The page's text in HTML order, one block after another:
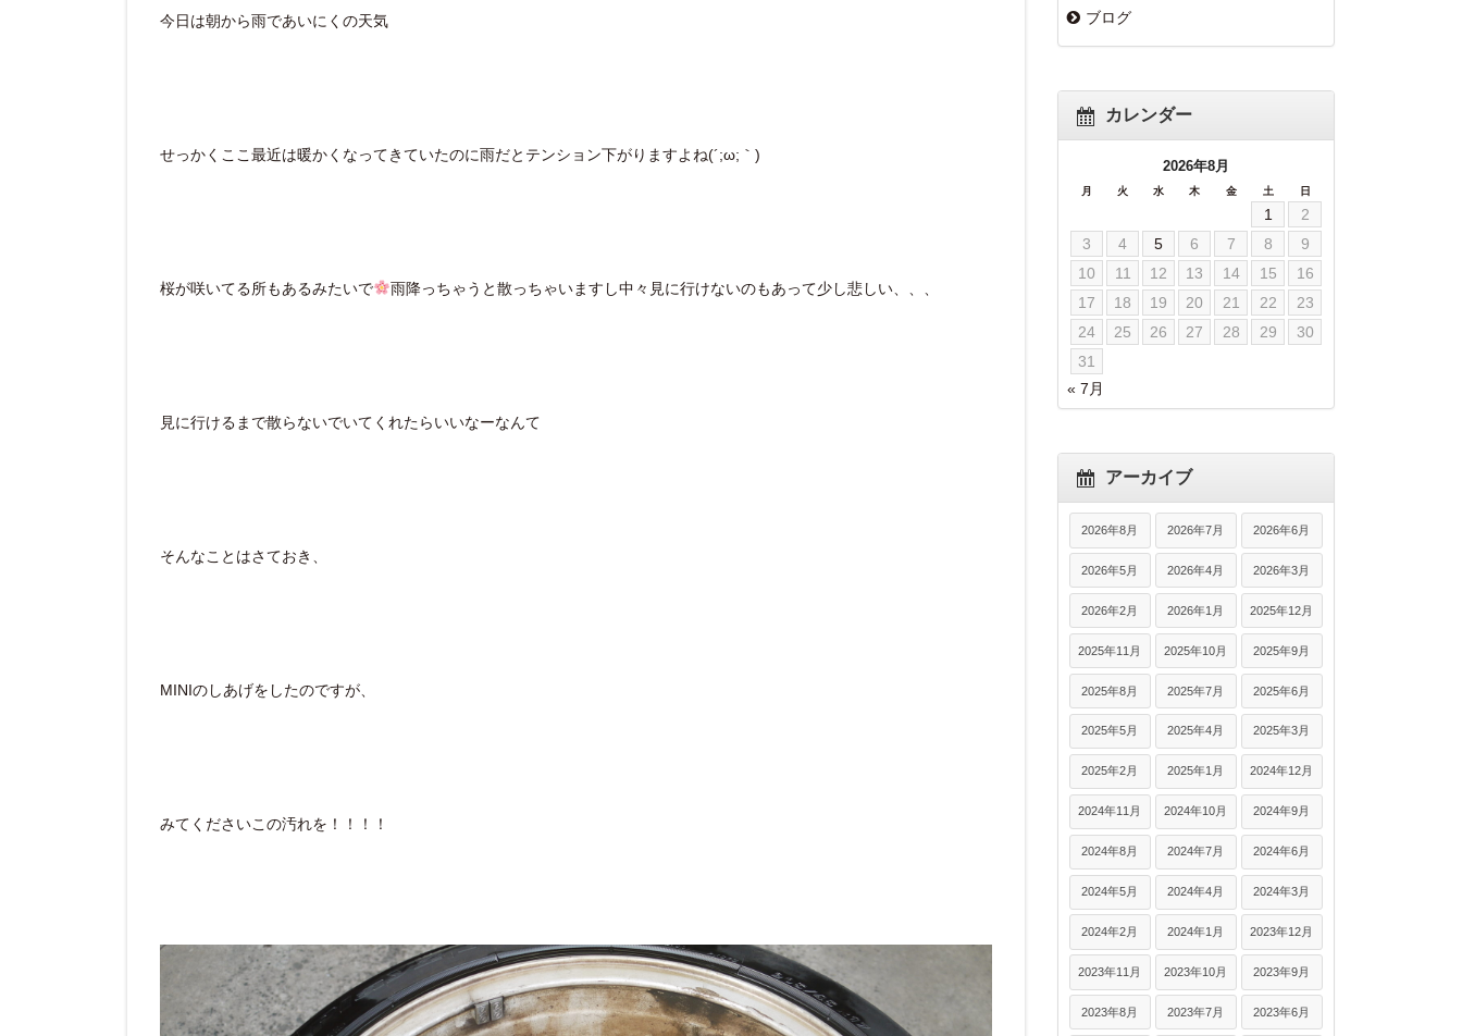
今日は朝から雨であいにくの天気
せっかくここ最近は暖かくなってきていたのに雨だとテンション下がりますよね(´;ω;｀)
桜が咲いてる所もあるみたいで 雨降っちゃうと散っちゃいますし中々見に行けないのもあって少し悲しい、、、
見に行けるまで散らないでいてくれたらいいなーなんて
そんなことはさておき、
MINIのしあげをしたのですが、
みてくださいこの汚れを！！！！
ブログ
カレンダー
2026年8月
月 火 水 木 金 土 日
1
2
3
4 5 6 7 8
9
10
11 12 13 14 15
16
17
18 19 20 21 22
23
24
25 26 27 28 29
30
31
« 7月
アーカイブ
2026年8月 2026年7月 2026年6月
2026年5月 2026年4月 2026年3月
2026年2月 2026年1月 2025年12月
2025年11月 2025年10月 2025年9月
2025年8月 2025年7月 2025年6月
2025年5月 2025年4月 2025年3月
2025年2月 2025年1月 2024年12月
2024年11月 2024年10月 2024年9月
2024年8月 2024年7月 2024年6月
2024年5月 2024年4月 2024年3月
2024年2月 2024年1月 2023年12月
2023年11月 2023年10月 2023年9月
2023年8月 2023年7月 2023年6月